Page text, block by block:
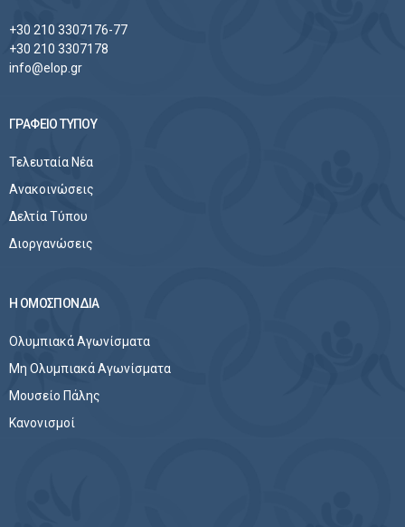
+30 210 3307176-77
+30 210 3307178
info@elop.gr
ΓΡΑΦΕΙΟ ΤΥΠΟΥ
Τελευταία Νέα
Ανακοινώσεις
Δελτία Τύπου
Διοργανώσεις
Η ΟΜΟΣΠΟΝΔΙΑ
Ολυμπιακά Αγωνίσματα
Μη Ολυμπιακά Αγωνίσματα
Μουσείο Πάλης
Κανονισμοί